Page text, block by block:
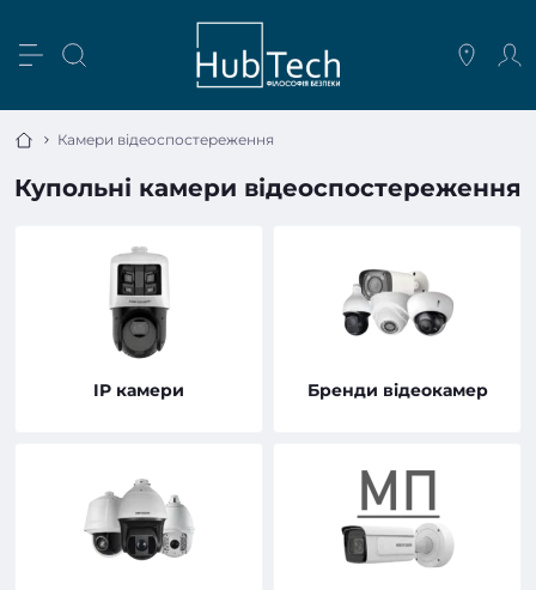
Камери відеоспостереження
Купольні камери відеоспостереження
IP камери Бренди відеокамер